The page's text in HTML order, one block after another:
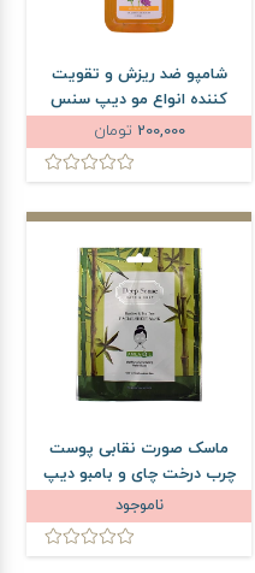
شامپو ضد ریزش و تقویت
کننده انواع مو دیپ سنس
حجم 200 میلی لیتر
200,000 تومان
ماسک صورت نقابی پوست
چرب درخت چای و بامبو دیپ
سنس حجم 25 میلی لیترناموجود